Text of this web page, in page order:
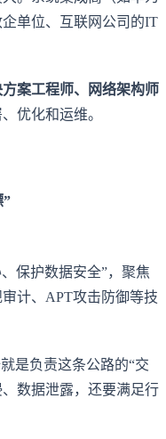
单位、互联网公司的IT
案工程师、网络架构师
优化和运维。
”
保护数据安全”，聚焦
计、APT攻击防御等技
是负责这条公路的“交
数据泄露，还要满足行